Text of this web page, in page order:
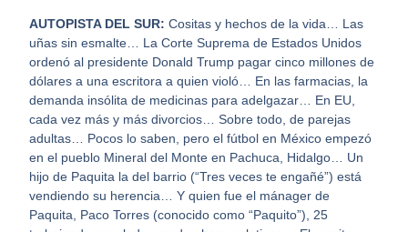
AUTOPISTA DEL SUR: Cositas y hechos de la vida… Las
uñas sin esmalte… La Corte Suprema de Estados Unidos
ordenó al presidente Donald Trump pagar cinco millones de
dólares a una escritora a quien violó… En las farmacias, la
demanda insólita de medicinas para adelgazar… En EU,
cada vez más y más divorcios… Sobre todo, de parejas
adultas… Pocos lo saben, pero el fútbol en México empezó
en el pueblo Mineral del Monte en Pachuca, Hidalgo… Un
hijo de Paquita la del barrio (“Tres veces te engañé”) está
vendiendo su herencia… Y quien fue el mánager de
Paquita, Paco Torres (conocido como “Paquito”), 25